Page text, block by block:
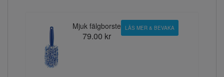
Mjuk fälgborste
79.00 kr
LÄS MER & BEVAKA